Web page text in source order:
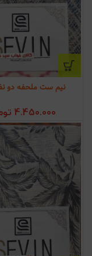
نیم ست ملحفه دو
4.450.000